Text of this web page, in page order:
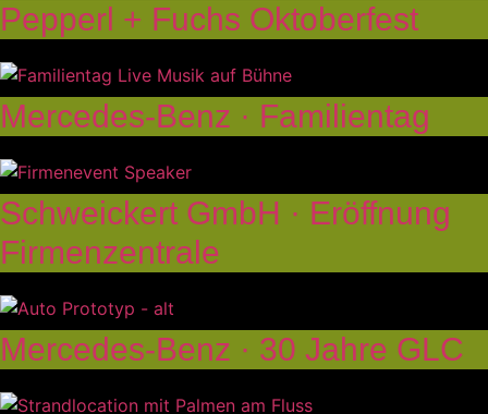
Pepperl + Fuchs Oktoberfest
Mercedes-Benz · Familientag
Schweickert GmbH · Eröffnung
Firmenzentrale
Mercedes-Benz · 30 Jahre GLC